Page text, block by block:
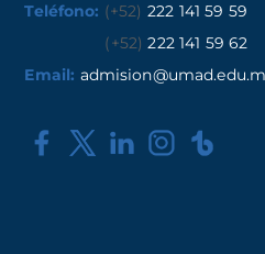
Teléfono: (+52) 222 141 59 59
(+52) 222 141 59 62
Email: